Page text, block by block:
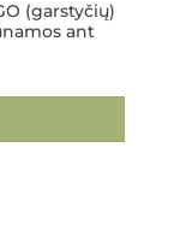
(garstyčių)
ant